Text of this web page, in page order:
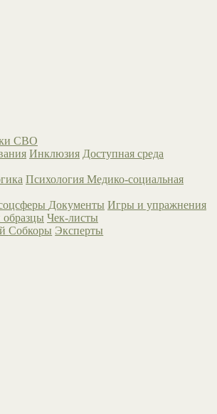
СВО
Инклюзия Доступная среда
Психология Медико-социальная
Документы Игры и упражнения
Чек-листы
Собкоры Эксперты